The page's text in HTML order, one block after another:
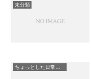
未分類
ちょっとした日常のこと